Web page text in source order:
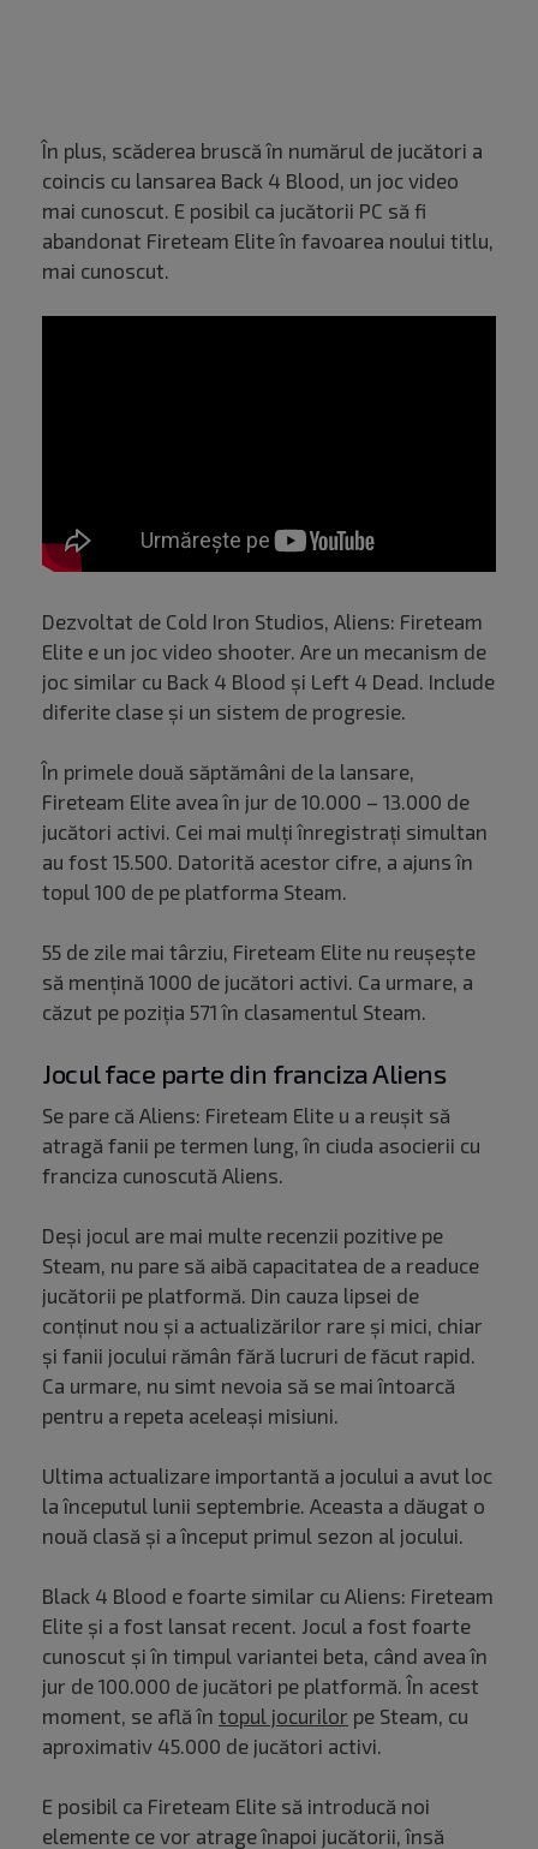
În plus, scăderea bruscă în numărul de jucători a
coincis cu lansarea Back 4 Blood, un joc video
mai cunoscut. E posibil ca jucătorii PC să fi
abandonat Fireteam Elite în favoarea noului titlu,
mai cunoscut.
Dezvoltat de Cold Iron Studios, Aliens: Fireteam
Elite e un joc video shooter. Are un mecanism de
joc similar cu Back 4 Blood și Left 4 Dead. Include
diferite clase și un sistem de progresie.
În primele două săptămâni de la lansare,
Fireteam Elite avea în jur de 10.000 – 13.000 de
jucători activi. Cei mai mulți înregistrați simultan
au fost 15.500. Datorită acestor cifre, a ajuns în
topul 100 de pe platforma Steam.
55 de zile mai târziu, Fireteam Elite nu reușește
să mențină 1000 de jucători activi. Ca urmare, a
căzut pe poziția 571 în clasamentul Steam.
Jocul face parte din franciza Aliens
Se pare că Aliens: Fireteam Elite u a reușit să
atragă fanii pe termen lung, în ciuda asocierii cu
franciza cunoscută Aliens.
Deși jocul are mai multe recenzii pozitive pe
Steam, nu pare să aibă capacitatea de a readuce
jucătorii pe platformă. Din cauza lipsei de
conținut nou și a actualizărilor rare și mici, chiar
și fanii jocului rămân fără lucruri de făcut rapid.
Ca urmare, nu simt nevoia să se mai întoarcă
pentru a repeta aceleași misiuni.
Ultima actualizare importantă a jocului a avut loc
la începutul lunii septembrie. Aceasta a dăugat o
nouă clasă și a început primul sezon al jocului.
Black 4 Blood e foarte similar cu Aliens: Fireteam
Elite și a fost lansat recent. Jocul a fost foarte
cunoscut și în timpul variantei beta, când avea în
jur de 100.000 de jucători pe platformă. În acest
moment, se află în topul jocurilor pe Steam, cu
aproximativ 45.000 de jucători activi.
E posibil ca Fireteam Elite să introducă noi
elemente ce vor atrage înapoi jucătorii, însă